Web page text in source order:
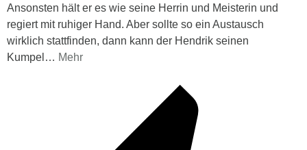
Ansonsten hält er es wie seine Herrin und Meisterin und
regiert mit ruhiger Hand. Aber sollte so ein Austausch
wirklich stattfinden, dann kann der Hendrik seinen
Kumpel … Mehr